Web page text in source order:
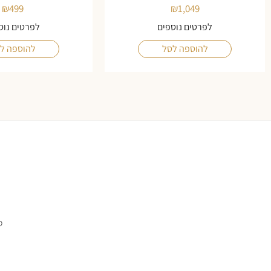
₪1,049
לפרטים נוספים
להוספה לסל
₪499
לפרטים
להוספה